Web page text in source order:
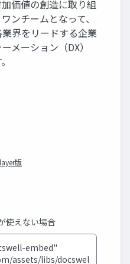
価値の創造に取り組
ンチームとなって、
界をリードする企業
メーション（DX）
版
使えない場合